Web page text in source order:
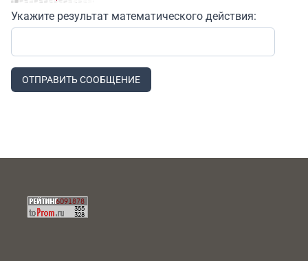
Укажите результат математического действия:
ОТПРАВИТЬ СООБЩЕНИЕ